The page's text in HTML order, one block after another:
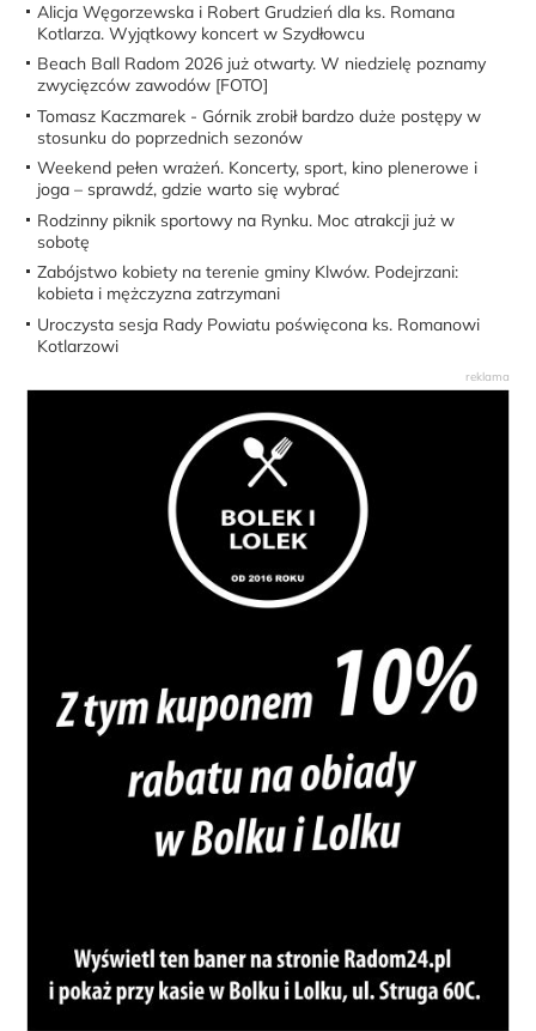
Alicja Węgorzewska i Robert Grudzień dla ks. Romana
Kotlarza. Wyjątkowy koncert w Szydłowcu
Beach Ball Radom 2026 już otwarty. W niedzielę poznamy
zwycięzców zawodów [FOTO]
Tomasz Kaczmarek - Górnik zrobił bardzo duże postępy w
stosunku do poprzednich sezonów
Weekend pełen wrażeń. Koncerty, sport, kino plenerowe i
joga – sprawdź, gdzie warto się wybrać
Rodzinny piknik sportowy na Rynku. Moc atrakcji już w
sobotę
Zabójstwo kobiety na terenie gminy Klwów. Podejrzani:
kobieta i mężczyzna zatrzymani
Uroczysta sesja Rady Powiatu poświęcona ks. Romanowi
Kotlarzowi